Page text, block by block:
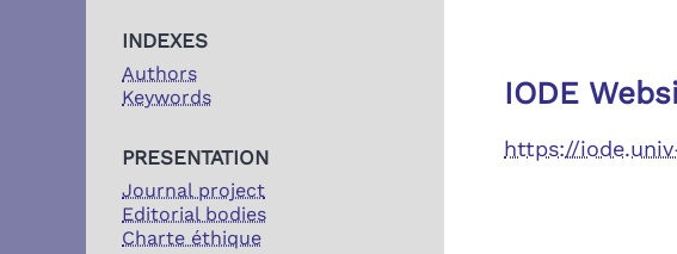
INDEXES
Authors
Keywords
PRESENTATION
Journal project
Editorial bodies
Charte éthique
IODE
https://